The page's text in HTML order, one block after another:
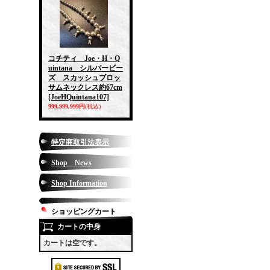
コチティ Joe・H・Q
uintana シルバービー
ズ スカッシュブロッ
サムネックレス約67cm
[JoeHQuintana107]
999,999,999円(税込)
特定商取引法表示
Shop News
Shop Information
ショッピングカート
カートの中身
カートは空です。